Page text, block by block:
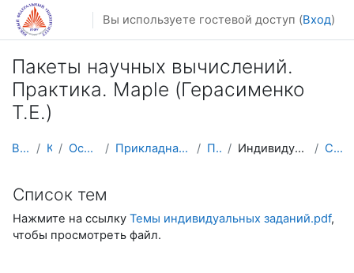
Перейти к основному содержанию
Вы используете гостевой доступ (Вход)
Пакеты научных вычислений.
Практика. Maple (Герасименко
Т.Е.)
В начало Курсы Осенний семестр Прикладная математика и информатика ПНВ_2025 Индивидуальное задание (10 баллов) Список тем
Список тем
Нажмите на ссылку Темы индивидуальных заданий.pdf,
чтобы просмотреть файл.